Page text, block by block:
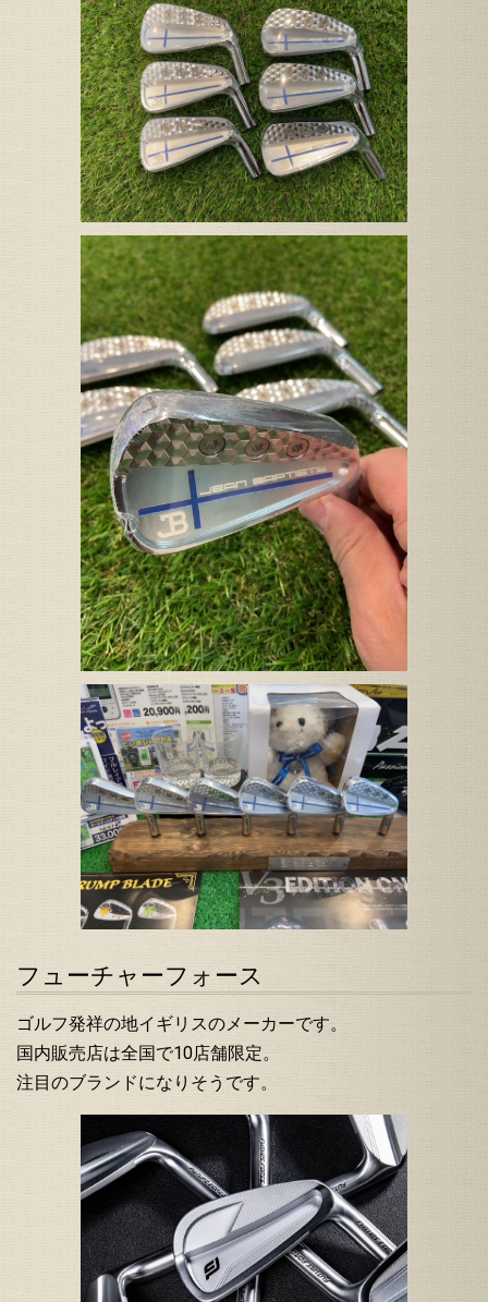
フューチャーフォース
ゴルフ発祥の地イギリスのメーカーです。
国内販売店は全国で10店舗限定。
注目のブランドになりそうです。